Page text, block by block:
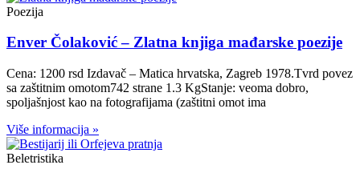
Poezija
Enver Čolaković – Zlatna knjiga mađarske poezije
Cena: 1200 rsd Izdavač – Matica hrvatska, Zagreb 1978.Tvrd povez
sa zaštitnim omotom742 strane 1.3 KgStanje: veoma dobro,
spoljašnjost kao na fotografijama (zaštitni omot ima
Više informacija »
Beletristika